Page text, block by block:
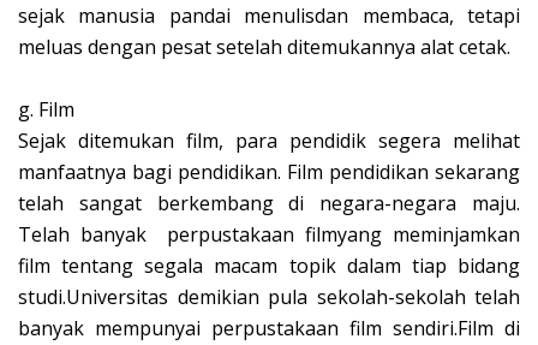
sejak manusia pandai menulisdan membaca, tetapi
meluas dengan pesat setelah ditemukannya alat cetak.
g. Film
Sejak ditemukan film, para pendidik segera melihat
manfaatnya bagi pendidikan. Film pendidikan sekarang
telah sangat berkembang di negara-negara maju.
Telah banyak perpustakaan filmyang meminjamkan
film tentang segala macam topik dalam tiap bidang
studi.Universitas demikian pula sekolah-sekolah telah
banyak mempunyai perpustakaan film sendiri.Film di